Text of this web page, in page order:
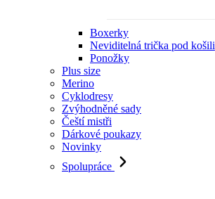
Boxerky
Neviditelná trička pod košili
Ponožky
Plus size
Merino
Cyklodresy
Zvýhodněné sady
Čeští mistři
Dárkové poukazy
Novinky
Spolupráce